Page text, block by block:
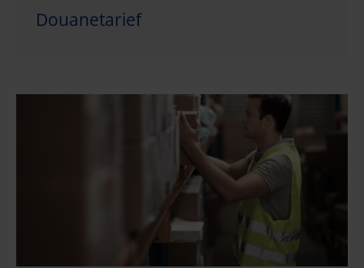
Douanetarief